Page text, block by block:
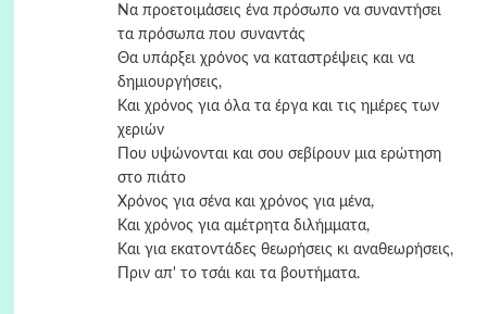
Να προετοιμάσεις ένα πρόσωπο να συναντήσει
τα πρόσωπα που συναντάς
Θα υπάρξει χρόνος να καταστρέψεις και να
δημιουργήσεις,
Και χρόνος για όλα τα έργα και τις ημέρες των
χεριών
Που υψώνονται και σου σεβίρουν μια ερώτηση
στο πιάτο
Χρόνος για σένα και χρόνος για μένα,
Και χρόνος για αμέτρητα διλήμματα,
Και για εκατοντάδες θεωρήσεις κι αναθεωρήσεις,
Πριν απ' το τσάι και τα βουτήματα.